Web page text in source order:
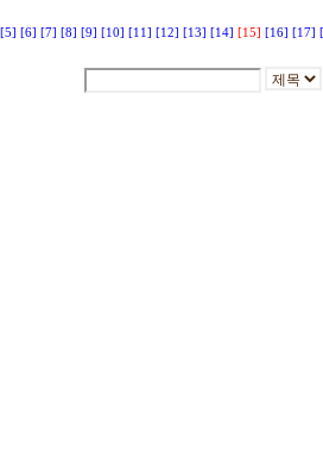
[5] [6] [7] [8] [9] [10] [11] [12] [13] [14] [15] [16] [17]